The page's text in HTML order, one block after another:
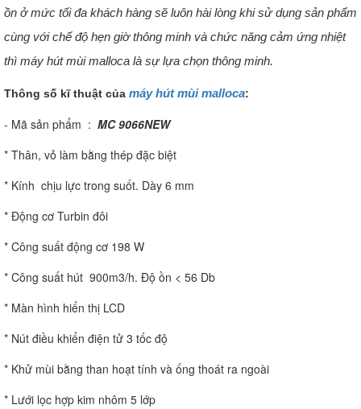
ồn ở mức tối đa khách hàng sẽ luôn hài lòng khi sử dụng sản phẩm
cùng với chế độ hẹn giờ thông minh và chức năng cảm ứng nhiệt
thì máy hút mùi malloca là sự lựa chọn thông minh.
Thông số kĩ thuật của máy hút mùi malloca:
- Mã sản phẩm : MC 9066NEW
* Thân, vỏ làm bằng thép đặc biệt
* Kính chịu lực trong suốt. Dày 6 mm
* Động cơ Turbin đôi
* Công suất động cơ 198 W
* Công suất hút 900m3/h. Độ ồn < 56 Db
* Màn hình hiển thị LCD
* Nút điều khiển điện tử 3 tốc độ
* Khử mùi bằng than hoạt tính và ống thoát ra ngoài
* Lưới lọc hợp kim nhôm 5 lớp